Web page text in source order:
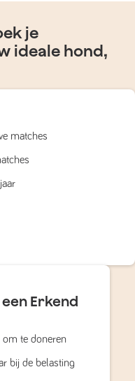
je
ideale hond,
matches
Erkend
te doneren
bij de belasting